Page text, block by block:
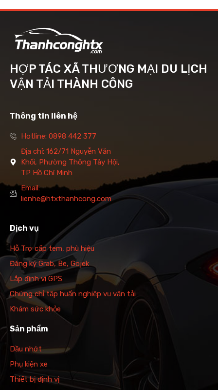
HỢP TÁC XÃ THƯƠNG MẠI DU LỊCH
VẬN TẢI THÀNH CÔNG
Thông tin liên hệ
Hotline: 0898 442 377
Địa chỉ: 162/71 Nguyễn Văn
Khối, Phường Thông Tây Hội,
TP Hồ Chí Minh
Email:
lienhe@htxthanhcong.com
Dịch vụ
Hỗ Trợ cấp tem, phù hiệu
Đăng ký Grab, Be, Gojek
Lắp định vị GPS
Chứng chỉ tập huấn nghiệp vụ vận tải
Khám sức khỏe
Sản phẩm
Dầu nhớt
Phụ kiện xe
Thiết bị định vị